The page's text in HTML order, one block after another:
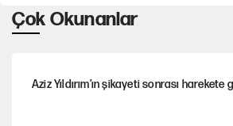
Çok Okunanlar
Aziz Yıldırım’ın şikayeti sonrası harekete